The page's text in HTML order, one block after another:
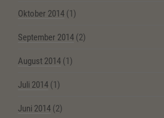
Oktober 2014 (1)
September 2014 (2)
August 2014 (1)
Juli 2014 (1)
Juni 2014 (2)